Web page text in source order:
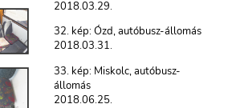
2018.03.29.
32. kép: Ózd, autóbusz-állomás
2018.03.31.
33. kép: Miskolc, autóbusz-
állomás
2018.06.25.